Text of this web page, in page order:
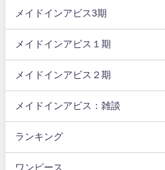
メイドインアビス3期
メイドインアビス１期
メイドインアビス２期
メイドインアビス：雑談
ランキング
ワンピース